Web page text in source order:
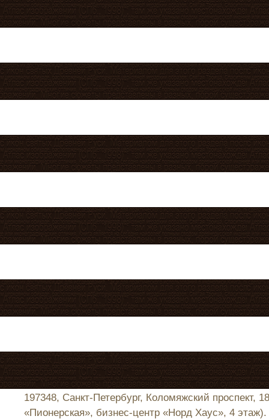
197348, Санкт-Петербург, Коломяжский
«Пионерская», бизнес-центр «Норд Хаус», 4 этаж).